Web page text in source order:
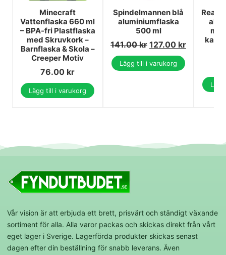
Minecraft
Vattenflaska 660 ml
– BPA-fri Plastflaska
med Skruvkork –
Barnflaska & Skola –
Creeper Motiv
76.00 kr
Lägg till i varukorg
Spindelmannen blå
aluminiumflaska
500 ml
141.00kr 127.00 kr
Lägg till i varukorg
Real
Vår vision är att erbjuda ett brett, prisvärt och ständigt växande
sortiment för alla. Alla varor packas och skickas direkt från vårt
eget lager i Sverige. Lagerförda produkter skickas senast
dagen efter din beställning för snabb leverans. Även